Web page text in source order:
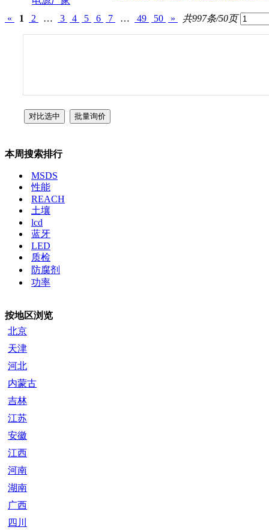
« 1 2 … 3 4 5 6 7 … 49 50 » 共997条/50页
本周搜索排行
MSDS
性能
REACH
土壤
lcd
蓝牙
LED
质检
防腐剂
功率
按地区浏览
北京
天津
河北
内蒙古
吉林
江苏
安徽
江西
河南
湖南
广西
四川